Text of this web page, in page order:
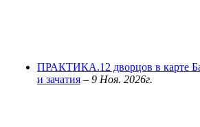
ПРАКТИКА.12 дворцов в карте
и зачатия – 9 Ноя. 2026г.